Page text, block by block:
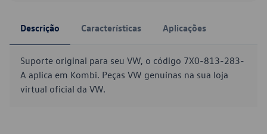
Descrição Características Aplicações
Suporte original para seu VW, o código 7X0-813-283-
A aplica em Kombi. Peças VW genuínas na sua loja
virtual oficial da VW.